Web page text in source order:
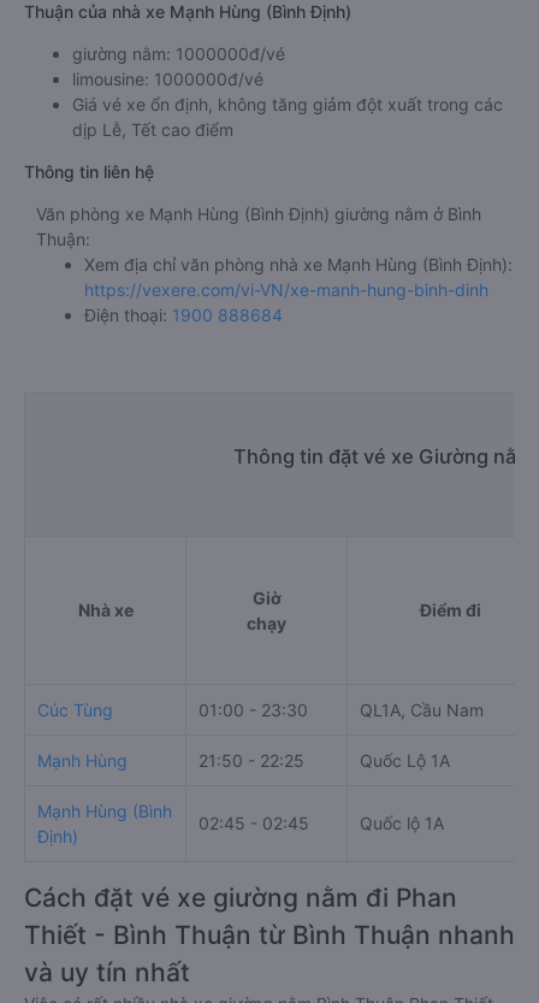
Thuận của nhà xe Mạnh Hùng (Bình Định)
giường nằm: 1000000đ/vé
limousine: 1000000đ/vé
Giá vé xe ổn định, không tăng giảm đột xuất trong các
dịp Lễ, Tết cao điểm
Thông tin liên hệ
Văn phòng xe Mạnh Hùng (Bình Định) giường nằm ở Bình
Thuận:
Xem địa chỉ văn phòng nhà xe Mạnh Hùng (Bình Định):
https://vexere.com/vi-VN/xe-manh-hung-binh-dinh
Điện thoại: 1900 888684
Thông tin đặt vé xe Giường
Nhà xe
Giờ
chạy
Điểm đi
Cúc Tùng 01:00 - 23:30 QL1A, Cầu Nam
Mạnh Hùng 21:50 - 22:25 Quốc Lộ 1A
Mạnh Hùng (Bình
Định)
02:45 - 02:45 Quốc lộ 1A
Cách đặt vé xe giường nằm đi Phan
Thiết - Bình Thuận từ Bình Thuận nhanh
và uy tín nhất